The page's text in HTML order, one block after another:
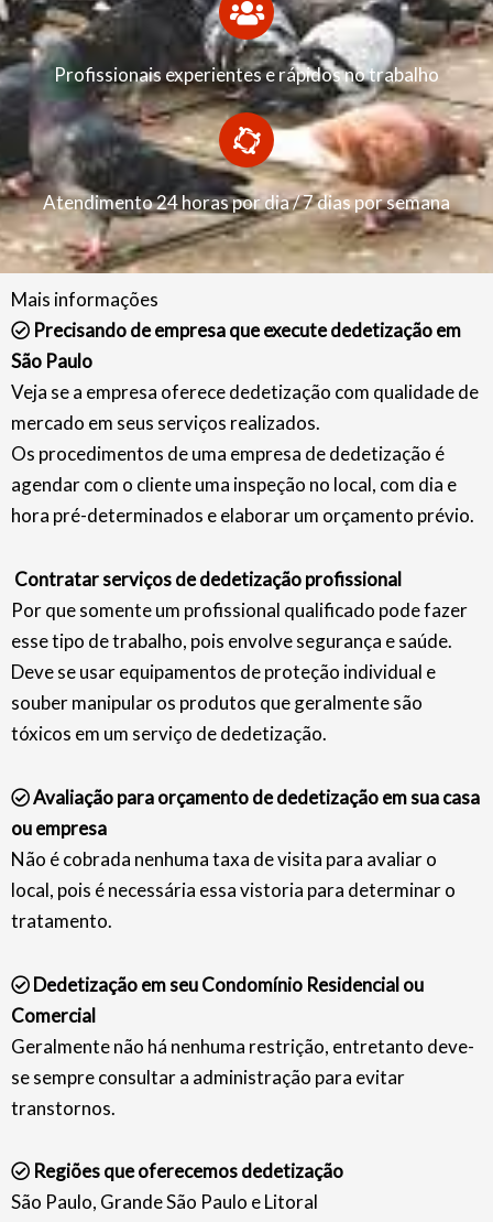
Profissionais experientes e rápidos no trabalho
Atendimento 24 horas por dia / 7 dias por semana
Mais informações
Precisando de empresa que execute dedetização em
São Paulo
Veja se a empresa oferece dedetização com qualidade de
mercado em seus serviços realizados.
Os procedimentos de uma empresa de dedetização é
agendar com o cliente uma inspeção no local, com dia e
hora pré-determinados e elaborar um orçamento prévio.
Contratar serviços de dedetização profissional
Por que somente um profissional qualificado pode fazer
esse tipo de trabalho, pois envolve segurança e saúde.
Deve se usar equipamentos de proteção individual e
souber manipular os produtos que geralmente são
tóxicos em um serviço de dedetização.
Avaliação para orçamento de dedetização em sua casa
ou empresa
Não é cobrada nenhuma taxa de visita para avaliar o
local, pois é necessária essa vistoria para determinar o
tratamento.
Dedetização em seu Condomínio Residencial ou
Comercial
Geralmente não há nenhuma restrição, entretanto deve-
se sempre consultar a administração para evitar
transtornos.
Regiões que oferecemos dedetização
São Paulo, Grande São Paulo e Litoral